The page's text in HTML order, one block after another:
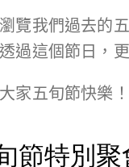
覽我們過去的
過這個節日，
家五旬節快樂